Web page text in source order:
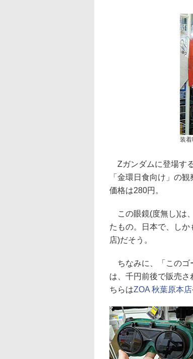
装
Zガンダムに登場す
「金環日食向け」の
価格は280円。
この眼鏡(度無し)は
たもの。日本で、しか
店)だそう。
ちなみに、「このゴ
は、千円前後で販売
ちらはZOA 秋葉原本店